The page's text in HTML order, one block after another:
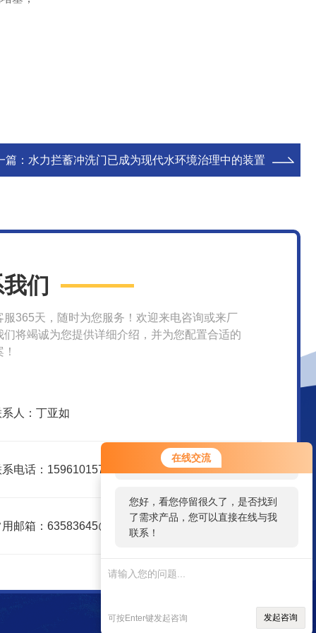
在线交流
您好！欢迎前来咨询，很高兴为您
服务，请问您要咨询什么问题呢？
您好，看您停留很久了，是否找到
了需求产品，您可以直接在线与我
联系！
可按Enter键发起咨询 发起咨询
篇： 水力拦蓄冲洗门已成为现代水环境治理中的装置
们
服365天，随时为您服务！欢迎来电咨询或来厂
们将竭诚为您提供详细介绍，并为您配置合适的
人：丁亚如
电话：15961015751
邮箱：63583645@qq.com